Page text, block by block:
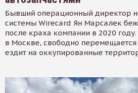
Бывший операционный директор
системы Wirecard Ян Марсалек
после краха компании в 2020
в Москве, свободно
ездит на оккупированные